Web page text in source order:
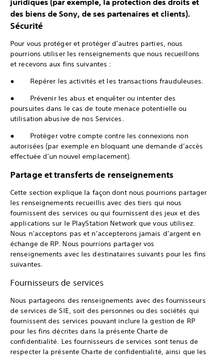
juridiques (par exemple, la protection des droits et
des biens de Sony, de ses partenaires et clients).
Sécurité
Pour vous protéger et protéger d’autres parties, nous
pourrions utiliser les renseignements que nous recueillons
et recevons aux fins suivantes :
● Repérer les activités et les transactions frauduleuses.
● Prévenir les abus et enquêter ou intenter des
poursuites dans le cas de toute menace potentielle ou
utilisation abusive de nos Services.
● Protéger votre compte contre les connexions non
autorisées (par exemple en bloquant une demande d’accès
effectuée d’un nouvel emplacement).
Partage et transferts de renseignements
Cette section explique la façon dont nous pourrions partager
les renseignements recueillis avec des tiers qui nous
fournissent des services ou qui fournissent des jeux et des
applications sur le PlayStation Network que vous utilisez.
Nous n’acceptons pas et n’accepterons jamais d’argent en
échange de RP. Nous pourrions partager vos
renseignements avec les destinataires suivants pour les fins
suivantes.
Fournisseurs de services
Nous partageons des renseignements avec des fournisseurs
de services de SIE, soit des personnes ou des sociétés qui
fournissent des services pouvant inclure la gestion de RP
pour les fins décrites dans la présente Charte de
confidentialité. Les fournisseurs de services sont tenus de
respecter la présente Charte de confidentialité, ainsi que les